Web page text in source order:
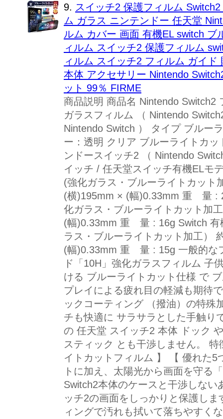
9. スイッチ2 保護フィルム
ム ガラス ニンテンドー 任天堂
ルム カバー 画面 有機EL switch ブ
ィルム スイッチ2 保護フィルム
ィルム スイッチ2 フィルム ガイ
本体 アクセサリー Nintendo
ット 99％ FIRME
商品説明 商品名 Nintendo Switch2
ガラスフィルム （ Nintendo
Nintendo Switch ） タイプ ブルー
ー：透明 クリア ブルーライトカ
ンドースイッチ2 （ Nintendo
イッチ / 任天堂スイッチ有機ELモ
(強化ガラス・ブルーライトカット
(横)195mm × (幅)0.33mm 重 量 :
化ガラス・ブルーライトカット加
(幅)0.33mm 重 量 : 16g Switch 有
ラス・ブルーライトカット加工）
(幅)0.33mm 重 量 : 15g 一般的な
ド「10H」強化ガラスフィルム 子
ける ブルーライトカット仕様 で
プレイによる疲れ目の軽減も期待
ックコーティング （撥油）の特殊
チも快適に サラサラとした手触り
の 任天堂 スイッチ2 本体 ドック
スティック とも干渉しません。
イトカットフィルム 】 【 優れた
トに加え、太陽光から画面を守る
Switch2本体のケースと干渉しな
ッチ2の画面をしっかりと保護し
ィングで汚れも拭いて落ちやすく